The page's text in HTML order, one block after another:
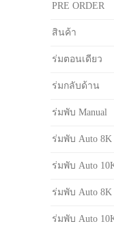
PRE ORDER
สินค้า
ร่มตอนเดียว
ร่มกลับด้าน
ร่มพับ Manual
ร่มพับ Auto 8K
ร่มพับ Auto
ร่มพับ Auto 8K
ร่มพับ Auto